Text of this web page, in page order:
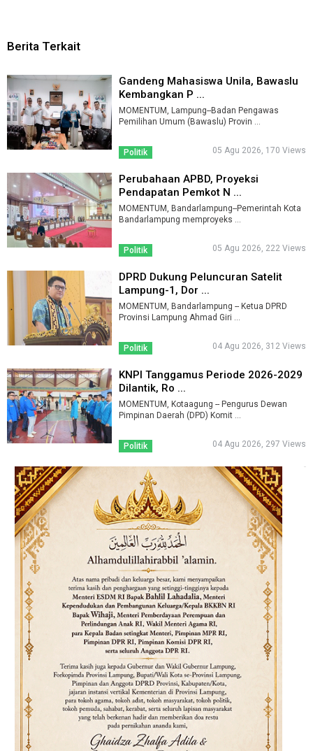
Berita Terkait
Gandeng Mahasiswa Unila, Bawaslu
Kembangkan P ...
MOMENTUM, Lampung--Badan Pengawas
Pemilihan Umum (Bawaslu) Provin ...
Politik 05 Agu 2026, 170 Views
Perubahaan APBD, Proyeksi
Pendapatan Pemkot N ...
MOMENTUM, Bandarlampung--Pemerintah Kota
Bandarlampung memproyeks ...
Politik 05 Agu 2026, 222 Views
DPRD Dukung Peluncuran Satelit
Lampung-1, Dor ...
MOMENTUM, Bandarlampung -- Ketua DPRD
Provinsi Lampung Ahmad Giri ...
Politik 04 Agu 2026, 312 Views
KNPI Tanggamus Periode 2026-2029
Dilantik, Ro ...
MOMENTUM, Kotaagung -- Pengurus Dewan
Pimpinan Daerah (DPD) Komit ...
Politik 04 Agu 2026, 297 Views